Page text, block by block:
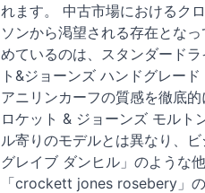
れます。 中古市場におけるク
ソンから渇望される存在とな
めているのは、スタンダード
ト&ジョーンズ ハンドグレー
アニリンカーフの質感を徹底
ロケット & ジョーンズ モルト
ル寄りのモデルとは異なり、
グレイブ ダンヒル」のような
「crockett jones rosebery」